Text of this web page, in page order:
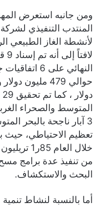
ومن جانبه استعرض
المنتدب التنفيذي
لأنشطة الغاز الطبيعي
النهائي على
المتوسط والصحراء
3 آبار ناجحة بالبحر
تعظيم الاحتياطي،
خلال
من تنفيذ عدة برامج
البحث والاستكشاف.